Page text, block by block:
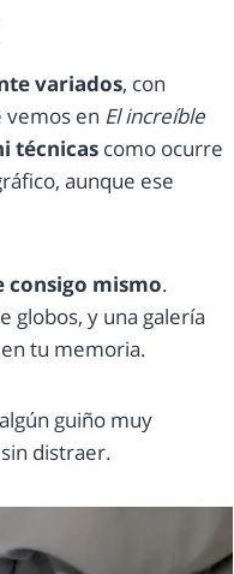
variados, con
vemos en El increíble
técnicas como ocurre
aunque ese
consigo mismo.
globos, y una galería
tu memoria.
guiño muy
distraer.